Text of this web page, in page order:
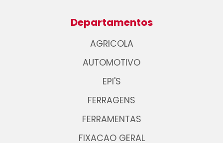
Departamentos
AGRICOLA
AUTOMOTIVO
EPI'S
FERRAGENS
FERRAMENTAS
FIXACAO GERAL